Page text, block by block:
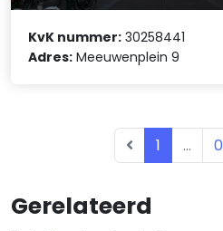
Gerelateerd
KvK nummer: 30258441
Adres: Meeuwenplein 9
1 ... 0